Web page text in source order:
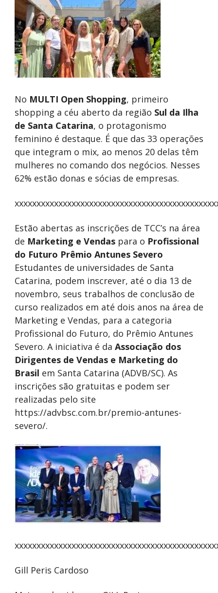
No MULTI Open Shopping, primeiro
shopping a céu aberto da região Sul da Ilha
de Santa Catarina, o protagonismo
feminino é destaque. É que das 33 operações
que integram o mix, ao menos 20 delas têm
mulheres no comando dos negócios. Nesses
62% estão donas e sócias de empresas.
Estão abertas as inscrições de TCC’s na área
de Marketing e Vendas para o Profissional
do Futuro Prêmio Antunes Severo
Estudantes de universidades de Santa
Catarina, podem inscrever, até o dia 13 de
novembro, seus trabalhos de conclusão de
curso realizados em até dois anos na área de
Marketing e Vendas, para a categoria
Profissional do Futuro, do Prêmio Antunes
Severo. A iniciativa é da Associação dos
Dirigentes de Vendas e Marketing do
Brasil em Santa Catarina (ADVB/SC). As
inscrições são gratuitas e podem ser
realizadas pelo site
https://advbsc.com.br/premio-antunes-
severo/.
Gill Peris Cardoso